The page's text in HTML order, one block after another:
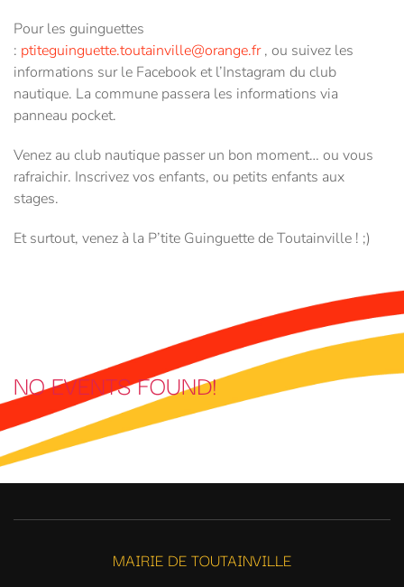
Pour les guinguettes
: ptiteguinguette.toutainville@orange.fr, ou suivez les
informations sur le Facebook et l’Instagram du club
nautique. La commune passera les informations via
panneau pocket.
Venez au club nautique passer un bon moment… ou vous
rafraichir. Inscrivez vos enfants, ou petits enfants aux
stages.
Et surtout, venez à la P’tite Guinguette de Toutainville ! ;)
NO EVENTS FOUND!
MAIRIE DE TOUTAINVILLE